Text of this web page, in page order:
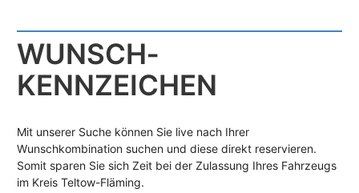
WUNSCH­
KENNZEICHEN
Mit unserer Suche können Sie live nach Ihrer
Wunschkombination suchen und diese direkt reservieren.
Somit sparen Sie sich Zeit bei der Zulassung Ihres Fahrzeugs
im Kreis Teltow-Fläming.